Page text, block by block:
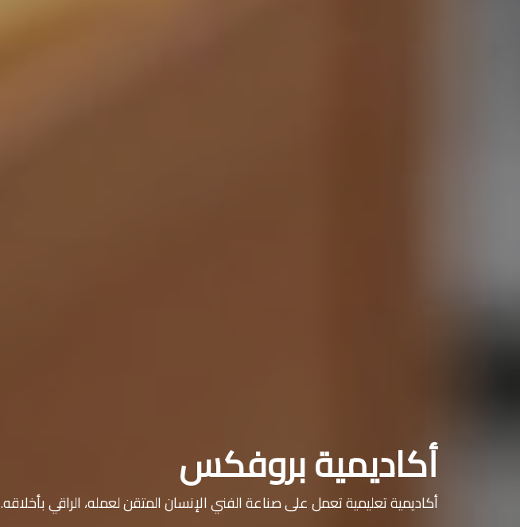
أكاديمية بروفكس
أكاديمية تعليمية تعمل على صناعة الفني الإنسان المتقن لعمله، الراقي بأخلاقه.